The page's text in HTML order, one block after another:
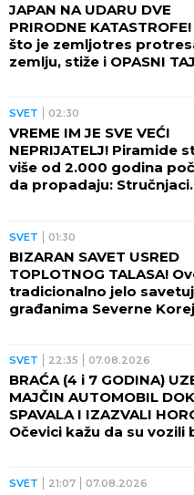
JAPAN NA UDARU DVE
PRIRODNE
što je zemljotres
zemlju, stiže i OPASNI
SVET 02:30
VREME IM JE SVE VEĆI
NEPRIJATELJ! Piramide
više od 2.000 godina
da propadaju: Stručnjaci
SVET 01:30
BIZARAN SAVET USRED
TOPLOTNOG TALASA!
tradicionalno jelo
građanima Severne
SVET 22:35 07.08.2026
BRAĆA (4 i 7 GODINA)
MAJČIN AUTOMOBIL
SPAVALA I IZAZVALI
Očevici kažu da su vozili
SVET 21:07 07.08.2026